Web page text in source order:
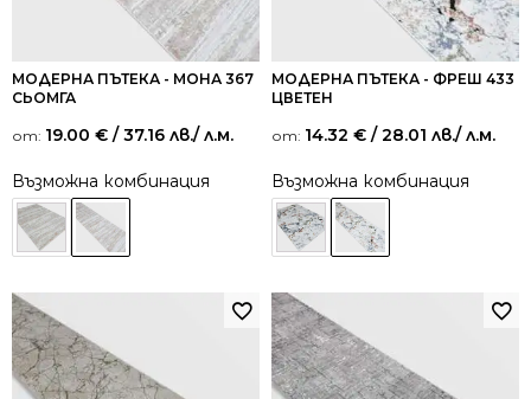
МОДЕРНА ПЪТЕКА - МОНА 367
СЬОМГА
от: 19.00 € / 37.16 лв./ л.м.
Възможна комбинация
МОДЕРНА ПЪТЕКА - ФРЕШ 433
ЦВЕТЕН
от: 14.32 € / 28.01 лв./ л.м.
Възможна комбинация